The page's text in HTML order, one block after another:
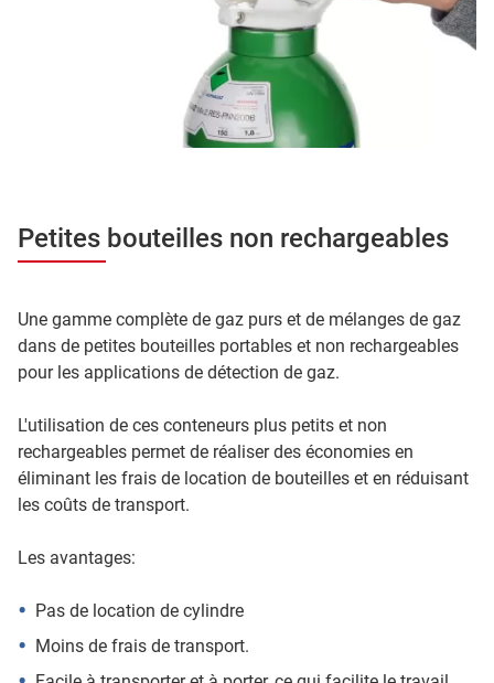
Petites bouteilles non rechargeables
Une gamme complète de gaz purs et de mélanges de gaz
dans de petites bouteilles portables et non rechargeables
pour les applications de détection de gaz.
L'utilisation de ces conteneurs plus petits et non
rechargeables permet de réaliser des économies en
éliminant les frais de location de bouteilles et en réduisant
les coûts de transport.
Les avantages:
Pas de location de cylindre
Moins de frais de transport.